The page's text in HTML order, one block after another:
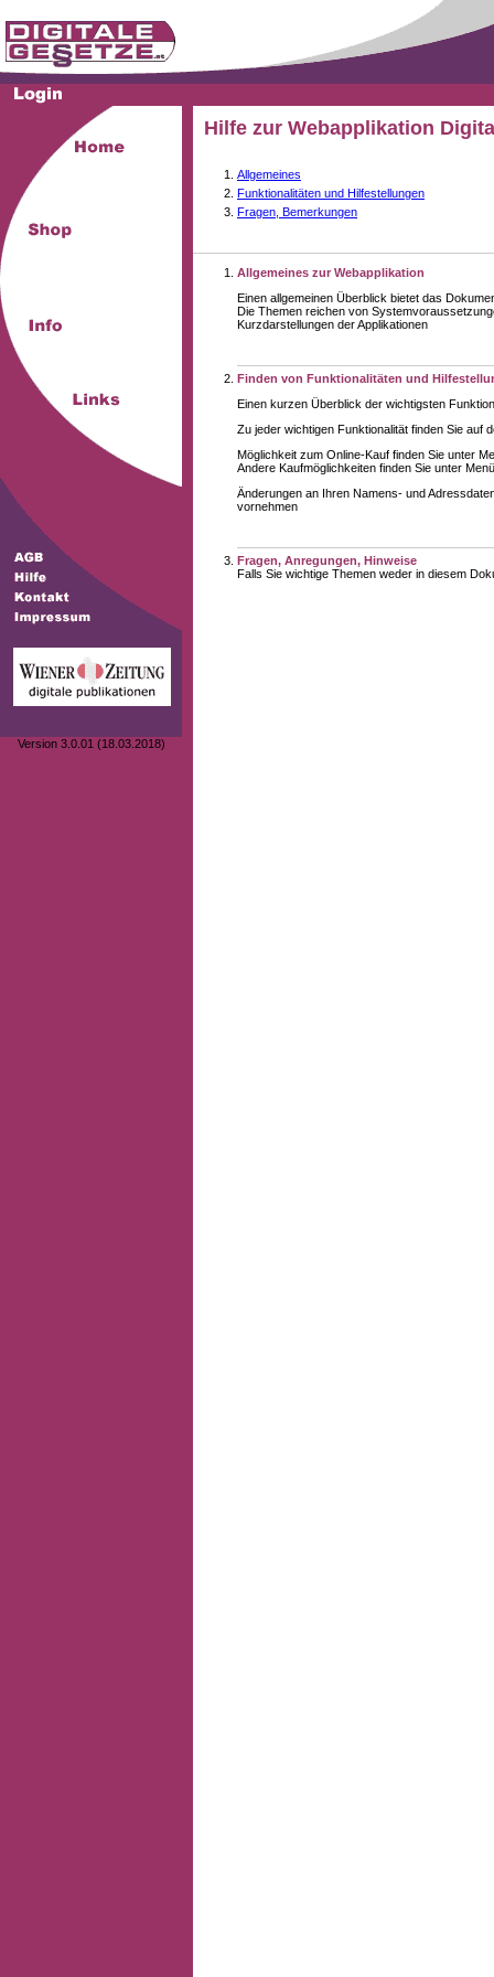
Version 3.0.01 (18.03.2018)
Hilfe zur Webapplikation
Allgemeines
Funktionalitäten und Hilfestellungen
Fragen, Bemerkungen
Allgemeines zur Webapplikation
Einen allgemeinen Überblick bietet das
Die Themen reichen von
Kurzdarstellungen der Applikationen
Finden von Funktionalitäten und
Einen kurzen Überblick der wichtigsten
Zu jeder wichtigen Funktionalität finden Sie auf
Möglichkeit zum Online-Kauf finden Sie unter
Andere Kaufmöglichkeiten finden Sie unter
Änderungen an Ihren Namens- und
vornehmen
Fragen, Anregungen, Hinweise
Falls Sie wichtige Themen weder in diesem